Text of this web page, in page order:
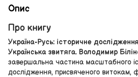
Опис
Про книгу
Україна-Русь: історичне
Українська звитяга. Володимир
завершальна частина масштабного
дослідження, присвяченого